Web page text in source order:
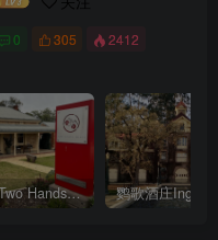
0 305 2412
双掌酒庄Two Hands Wines 鹦歌酒庄